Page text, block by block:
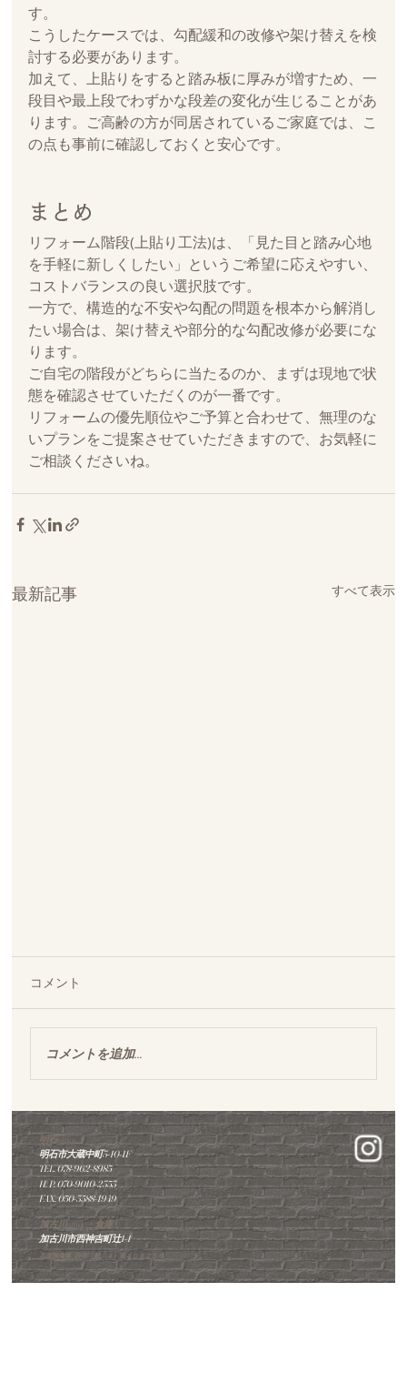
す。
こうしたケースでは、勾配緩和の改修や架け替えを検
討する必要があります。
加えて、上貼りをすると踏み板に厚みが増すため、一
段目や最上段でわずかな段差の変化が生じることがあ
ります。ご高齢の方が同居されているご家庭では、こ
の点も事前に確認しておくと安心です。
まとめ
リフォーム階段(上貼り工法)は、「見た目と踏み心地
を手軽に新しくしたい」というご希望に応えやすい、
コストバランスの良い選択肢です。
一方で、構造的な不安や勾配の問題を根本から解消し
たい場合は、架け替えや部分的な勾配改修が必要にな
ります。
ご自宅の階段がどちらに当たるのか、まずは現地で状
態を確認させていただくのが一番です。
リフォームの優先順位やご予算と合わせて、無理のな
いプランをご提案させていただきますので、お気軽に
ご相談くださいね。
最新記事 すべて表示
明石市｜築50年戸建てをフルリノベ｜間取りを
変えて、シンプルで心地よい暮らしへ
コメント
コメントを追加…
明石office
明石市大蔵中町3-10-1F
TEL. 078-962-8985
​H. P. 070-9010-2353
FAX. 050-3588-1949
加古川office・倉庫
加古川市西神吉町辻1-1
兵庫県知事 許可（般－４）第４０８２５６